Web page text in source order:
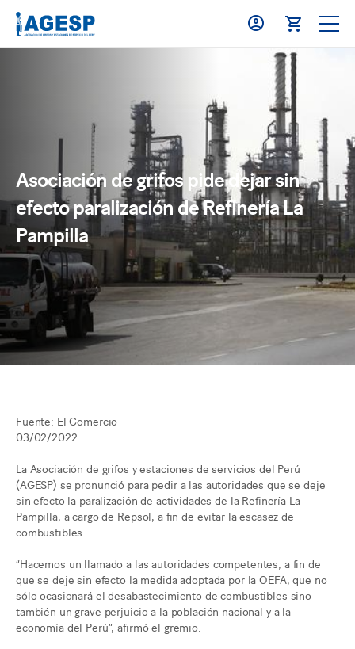
Asociación de grifos pide dejar sin
efecto paralización de Refinería La
Pampilla
Fuente: El Comercio
03/02/2022
La Asociación de grifos y estaciones de servicios del Perú
(AGESP) se pronunció para pedir a las autoridades que se deje
sin efecto la paralización de actividades de la Refinería La
Pampilla, a cargo de Repsol, a fin de evitar la escasez de
combustibles.
“Hacemos un llamado a las autoridades competentes, a fin de
que se deje sin efecto la medida adoptada por la OEFA, que no
sólo ocasionará el desabastecimiento de combustibles sino
también un grave perjuicio a la población nacional y a la
economía del Perú”, afirmó el gremio.